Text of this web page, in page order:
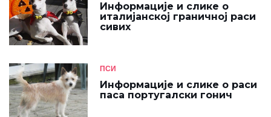
Информације и слике о
италијанској граничној раси
сивих
ПСИ
Информације и слике о раси
паса португалски гонич